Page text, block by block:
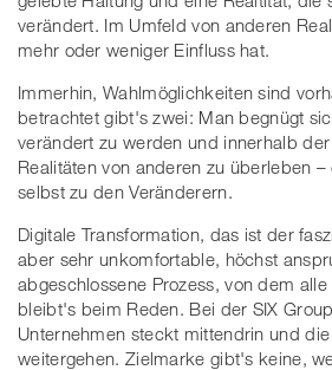
verändert. Im Umfeld von anderen
mehr oder weniger Einfluss hat.
Immerhin, Wahlmöglichkeiten sind
betrachtet gibt's zwei: Man begnügt
verändert zu werden und innerhalb
Realitäten von anderen zu überleben
selbst zu den Veränderern.
Digitale Transformation, das ist der
aber sehr unkomfortable, höchst
abgeschlossene Prozess, von dem
bleibt's beim Reden. Bei der SIX
Unternehmen steckt mittendrin und
weitergehen. Zielmarke gibt's keine,